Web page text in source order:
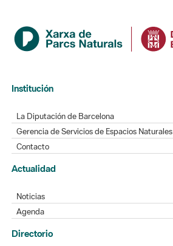
Institución
La Diputación de Barcelona
Gerencia de Servicios de Espacios Naturales
Contacto
Actualidad
Noticias
Agenda
Directorio